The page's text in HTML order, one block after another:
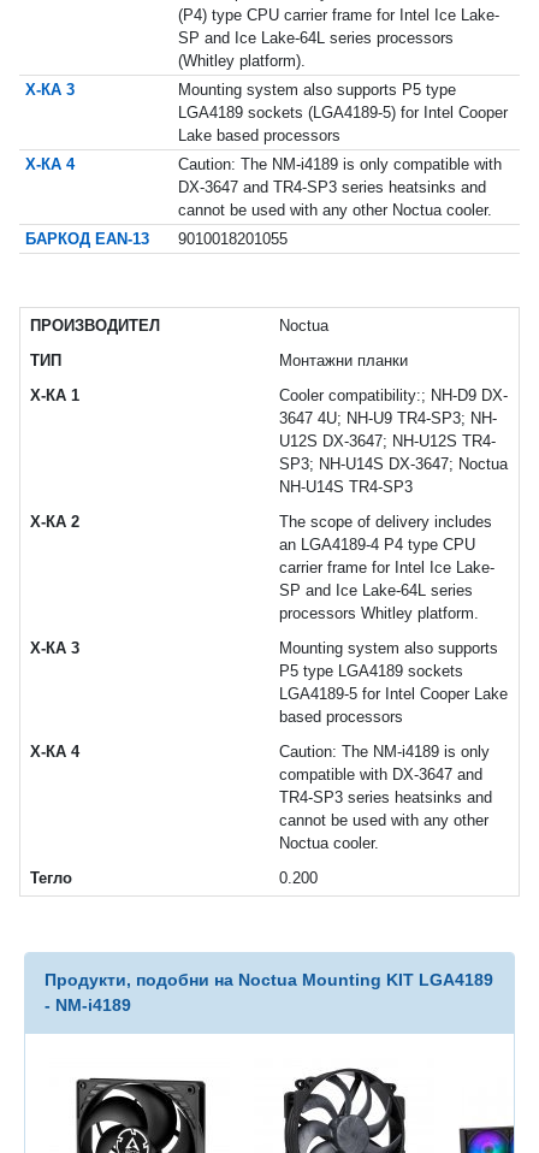
(P4) type CPU carrier frame for Intel Ice Lake-
SP and Ice Lake-64L series processors
(Whitley platform).
Х-КА 3
Mounting system also supports P5 type
LGA4189 sockets (LGA4189-5) for Intel Cooper
Lake based processors
Х-КА 4
Caution: The NM-i4189 is only compatible with
DX-3647 and TR4-SP3 series heatsinks and
cannot be used with any other Noctua cooler.
БАРКОД EAN-13
9010018201055
ПРОИЗВОДИТЕЛ
Noctua
ТИП
Монтажни планки
Х-КА 1
Cooler compatibility:; NH-D9 DX-
3647 4U; NH-U9 TR4-SP3; NH-
U12S DX-3647; NH-U12S TR4-
SP3; NH-U14S DX-3647; Noctua
NH-U14S TR4-SP3
Х-КА 2
The scope of delivery includes
an LGA4189-4 P4 type CPU
carrier frame for Intel Ice Lake-
SP and Ice Lake-64L series
processors Whitley platform.
Х-КА 3
Mounting system also supports
P5 type LGA4189 sockets
LGA4189-5 for Intel Cooper Lake
based processors
Х-КА 4
Caution: The NM-i4189 is only
compatible with DX-3647 and
TR4-SP3 series heatsinks and
cannot be used with any other
Noctua cooler.
Тегло
0.200
Продукти, подобни на Noctua Mounting KIT LGA4189
- NM-i4189